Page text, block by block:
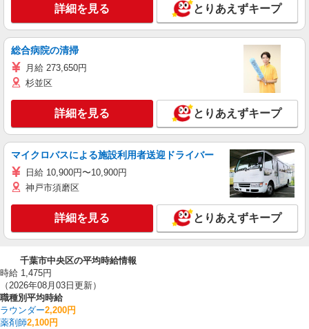
詳細を見る とりあえずキープ
総合病院の清掃
月給 273,650円
杉並区
詳細を見る とりあえずキープ
マイクロバスによる施設利用者送迎ドライバー
日給 10,900円〜10,900円
神戸市須磨区
詳細を見る とりあえずキープ
千葉市中央区の平均時給情報
時給 1,475円
（2026年08月03日更新）
職種別平均時給
ラウンダー2,200円
薬剤師2,100円